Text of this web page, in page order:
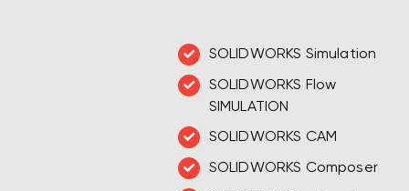
SOLIDWORKS Simulation
SOLIDWORKS Flow
SIMULATION
SOLIDWORKS CAM
SOLIDWORKS Composer